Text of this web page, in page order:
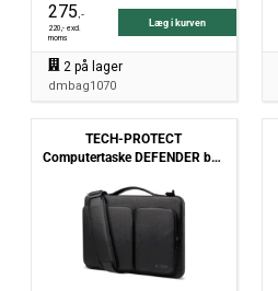
275,-
220,- excl.
moms
Læg i kurven
2på lager
dmbag1070
TECH-PROTECT
Computertaske DEFENDER bag